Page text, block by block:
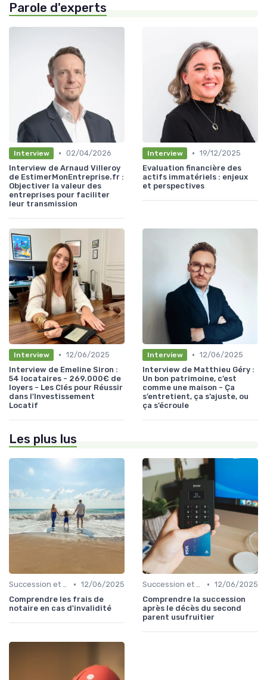
Parole d'experts
Interview • 02/04/2026
Interview de Arnaud Villeroy
de EstimerMonEntreprise.fr :
Objectiver la valeur des
entreprises pour faciliter
leur transmission
Interview • 19/12/2025
Evaluation financière des
actifs immatériels : enjeux
et perspectives
Interview • 12/06/2025
Interview de Emeline Siron :
54 locataires - 269.000€ de
loyers - Les Clés pour Réussir
dans l'Investissement
Locatif
Interview • 12/06/2025
Interview de Matthieu Géry :
Un bon patrimoine, c’est
comme une maison - Ça
s’entretient, ça s’ajuste, ou
ça s’écroule
Les plus lus
Succession et Transmission de Patrimoine • 12/06/2025
Comprendre les frais de
notaire en cas d'invalidité
Succession et Transmission de Patrimoine • 12/06/2025
Comprendre la succession
après le décès du second
parent usufruitier